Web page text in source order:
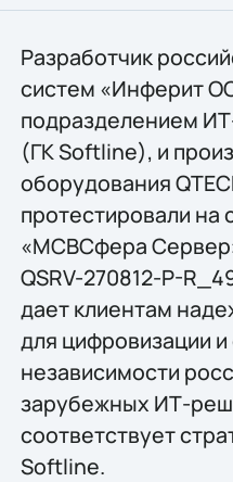
Разработчик
систем «Инферит
подразделением
(ГК Softline), и
оборудования
протестировали
«МСВСфера
QSRV-270812-P-
дает клиентам
для цифровизации
независимости
зарубежных ИТ-
соответствует
Softline.